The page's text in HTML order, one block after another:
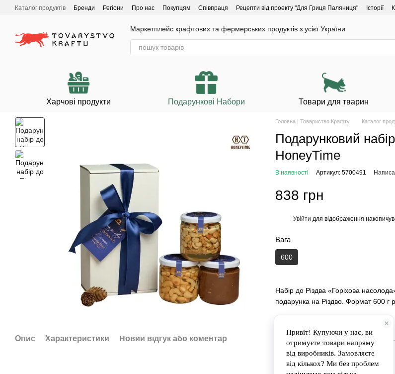
Перейти до основного контенту
Каталог продуктів Бренди Регіони Про нас Покупцям Співпраця Рецепти від проекту "Для Гриця Паляниця" Історії
Маркетплейс крафтових та фермерських продуктів з усієї України
Харчові продукти Подарункові Набори Товари для тварин
Опис Характеристики Новий відгук або коментар
Головна | Товариство Крафту Каталог
Подарунковий
HoneyTime
В наявності Артикул: 5700491
838 грн
Увійти для відображення
Вага
600
Набір до Різдва «Горіхова
подарунка на Різдво. Формат 600 г
Замовити
Доставка Оплата